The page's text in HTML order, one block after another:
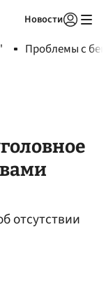
Новости
Проблемы с
отсутствии